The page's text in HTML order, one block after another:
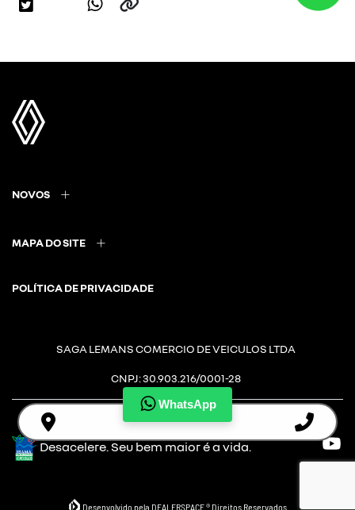
WhatsApp
NOVOS
MAPA DO SITE
POLÍTICA DE PRIVACIDADE
SAGA LEMANS COMERCIO DE VEICULOS LTDA
CNPJ: 30.903.216/0001-28
Desacelere. Seu bem maior é a vida.
Desenvolvido pela DEALERSPACE ® Direitos Reservados.